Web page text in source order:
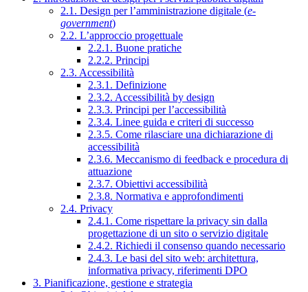
2.1. Design per l’amministrazione digitale (e-
government)
2.2. L’approccio progettuale
2.2.1. Buone pratiche
2.2.2. Principi
2.3. Accessibilità
2.3.1. Definizione
2.3.2. Accessibilità by design
2.3.3. Principi per l’accessibilità
2.3.4. Linee guida e criteri di successo
2.3.5. Come rilasciare una dichiarazione di
accessibilità
2.3.6. Meccanismo di feedback e procedura di
attuazione
2.3.7. Obiettivi accessibilità
2.3.8. Normativa e approfondimenti
2.4. Privacy
2.4.1. Come rispettare la privacy sin dalla
progettazione di un sito o servizio digitale
2.4.2. Richiedi il consenso quando necessario
2.4.3. Le basi del sito web: architettura,
informativa privacy, riferimenti DPO
3. Pianificazione, gestione e strategia